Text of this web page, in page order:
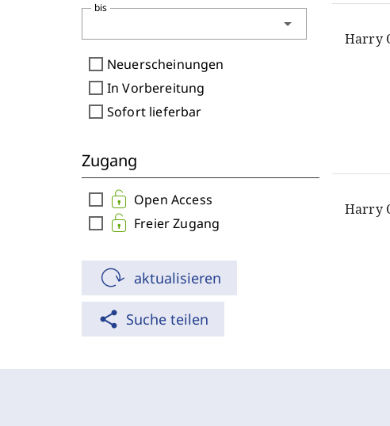
arrow_drop_down
bis
check_box_outline_blank Neuerscheinungen
check_box_outline_blank In Vorbereitung
check_box_outline_blank Sofort lieferbar
Zugang
check_box_outline_blank Open Access
check_box_outline_blank Freier Zugang
aktualisieren
share Suche teilen
Harry
Harry